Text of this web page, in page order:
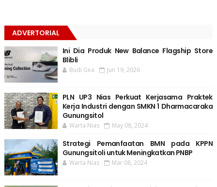
ADVERTORIAL
Ini Dia Produk New Balance Flagship Store
Blibli
Budi Gea Jun 19, 2026
PLN UP3 Nias Perkuat Kerjasama Praktek
Kerja Industri dengan SMKN 1 Dharmacaraka
Gunungsitol
Warta Nias May 08, 2024
Strategi Pemanfaatan BMN pada KPPN
Gunungsitoli untuk Meningkatkan PNBP
Warta Nias Mar 08, 2024